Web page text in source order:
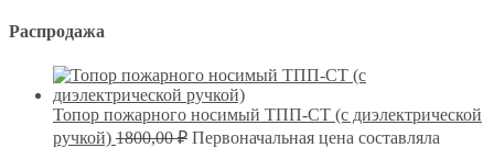
Распродажа
Топор пожарного носимый ТПП-СТ (с диэлектрической
ручкой) 1800,00₽ Первоначальная цена составляла